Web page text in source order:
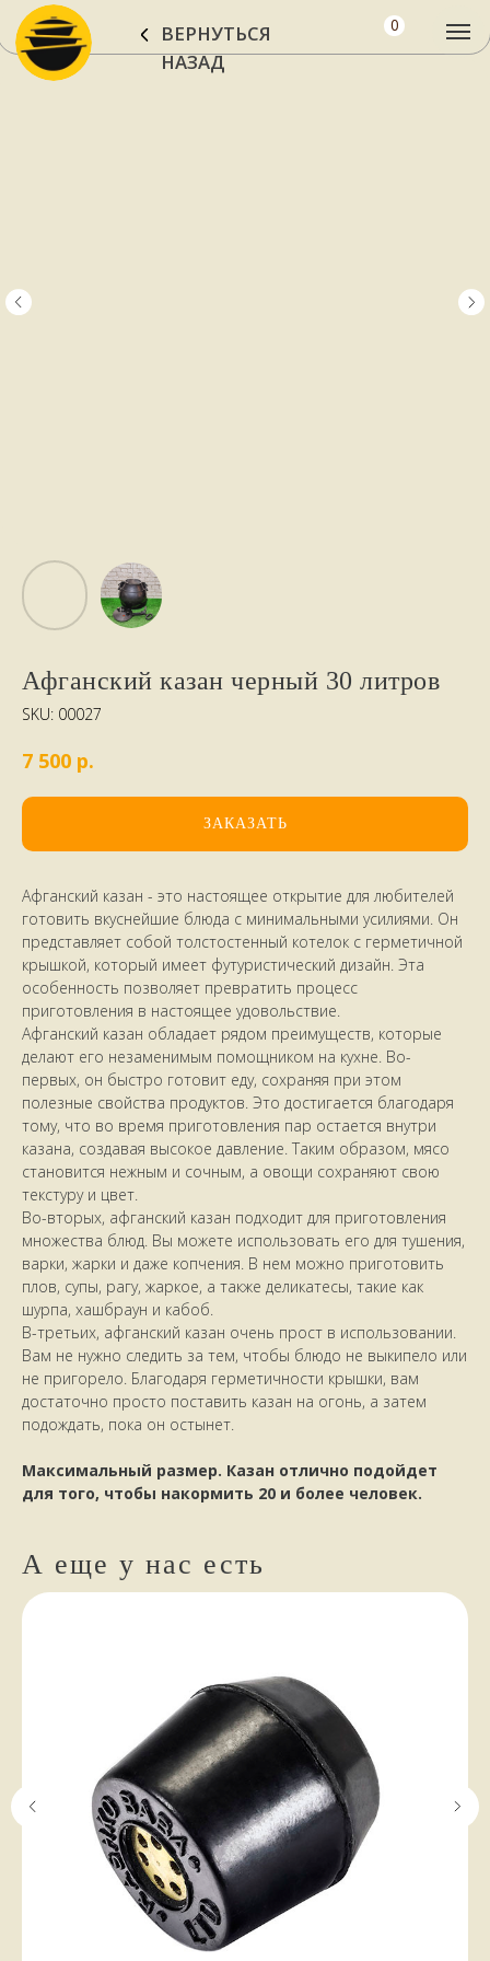
ВЕРНУТЬСЯ
НАЗАД
Афганский казан черный 30 литров
SKU: 00027
7 500 р.
ЗАКАЗАТЬ
Афганский казан - это настоящее открытие для любителей
готовить вкуснейшие блюда с минимальными усилиями. Он
представляет собой толстостенный котелок с герметичной
крышкой, который имеет футуристический дизайн. Эта
особенность позволяет превратить процесс
приготовления в настоящее удовольствие.
Афганский казан обладает рядом преимуществ, которые
делают его незаменимым помощником на кухне. Во-
первых, он быстро готовит еду, сохраняя при этом
полезные свойства продуктов. Это достигается благодаря
тому, что во время приготовления пар остается внутри
казана, создавая высокое давление. Таким образом, мясо
становится нежным и сочным, а овощи сохраняют свою
текстуру и цвет.
Во-вторых, афганский казан подходит для приготовления
множества блюд. Вы можете использовать его для тушения,
варки, жарки и даже копчения. В нем можно приготовить
плов, супы, рагу, жаркое, а также деликатесы, такие как
шурпа, хашбраун и кабоб.
В-третьих, афганский казан очень прост в использовании.
Вам не нужно следить за тем, чтобы блюдо не выкипело или
не пригорело. Благодаря герметичности крышки, вам
достаточно просто поставить казан на огонь, а затем
подождать, пока он остынет.
Максимальный размер. Казан отлично подойдет
для того, чтобы накормить 20 и более человек.
А еще у нас есть